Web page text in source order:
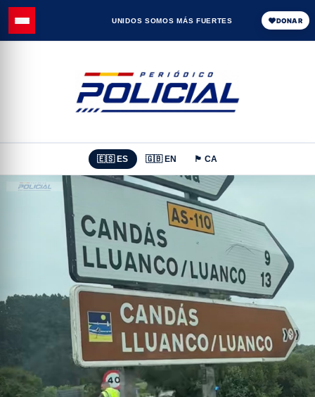
UNIDOS SOMOS MÁS FUERTES DONAR
🇪🇸 ES 🇬🇧 EN 🏴 CA